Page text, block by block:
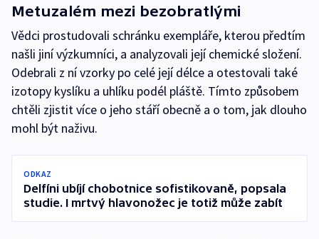
Metuzalém mezi bezobratlými
Vědci prostudovali schránku exempláře, kterou předtím
našli jiní výzkumníci, a analyzovali její chemické složení.
Odebrali z ní vzorky po celé její délce a otestovali také
izotopy kyslíku a uhlíku podél pláště. Tímto způsobem
chtěli zjistit více o jeho stáří obecně a o tom, jak dlouho
mohl být naživu.
ODKAZ
Delfíni ubíjí chobotnice sofistikovaně, popsala
studie. I mrtvý hlavonožec je totiž může zabít